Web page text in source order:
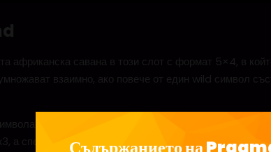
африканска савана в този слот с формат 5×4, в
взаимно, ако повече от един wild символ
се задейства бонус игра с 8-20 безплатни
а специалният символ на лъв е отключен. Всеки
Съдържанието на